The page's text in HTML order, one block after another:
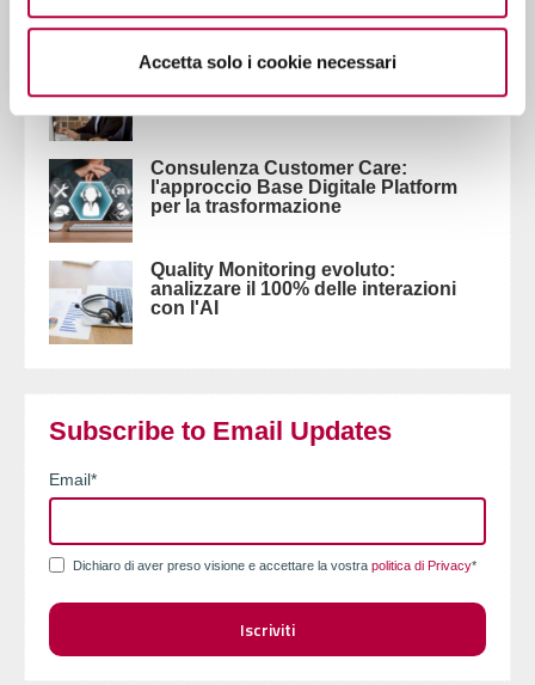
Accetta solo i cookie necessari
KPI Contact Center 2026: oltre l'AHT,
Consulenza Customer Care:
l'approccio Base Digitale Platform
per la trasformazione
Quality Monitoring evoluto:
analizzare il 100% delle interazioni
con l'AI
Subscribe to Email Updates
Email*
Dichiaro di aver preso visione e accettare la vostra politica di Privacy*